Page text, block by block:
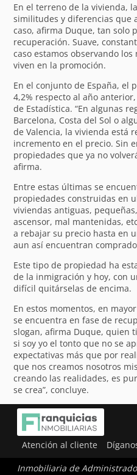
En el terreno de la vivienda,
similitudes y diferencias que
caso, afirma Duque, tan solo
recuperación. Suave,
caso estamos observando
viven en la promoción.
En el conjunto de España, el
4,2% respecto al año
de Estadística. “En algunas
Barcelona, Costa del Sol o
de Valencia, la vivienda está
incremento en el precio. Sin
propiedades que ya no
afirma.
Entre estas últimas se
propiedades construidas en
viviendas antiguas,
ascensor, mal mantenidas,
a rebajar su precio hasta en
aun así encuentran
Este tipo de propiedad ha
de la inmigración y hoy, con
difícil quitárselas de encima.
En estos momentos, en
se encuentra en fase de
slogan, afirma Duque, quien
si soy yo el tonto que no se
expectativas más que por
que nos creamos nosotros
creando las realidades, es
se crea”, concluye.
Atención al cliente
Inmobiliaria de